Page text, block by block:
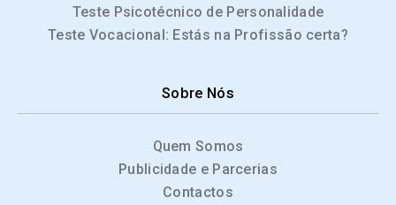
Teste Psicotécnico de Personalidade
Teste Vocacional: Estás na Profissão certa?
Sobre Nós
Quem Somos
Publicidade e Parcerias
Contactos